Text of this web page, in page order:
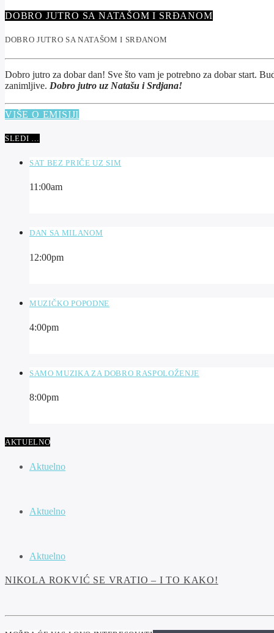
DOBRO JUTRO SA NATAŠOM I SRĐANOM
DOBRO JUTRO SA NATAŠOM I SRĐANOM
Dobro jutro za dobar dan! Sve što vam je potrebno za dobar start.
zanimljive. Dobro jutro uz Natašu i Srdjana!
VIŠE O EMISIJI
SLEDI …
SAT BEZ PRIČE UZ SIM
11:00am
DAN SA MILANOM
12:00pm
MUZIČKO POPODNE
4:00pm
SAMO MUZIKA ZA DOBRO RASPOLOŽENJE
8:00pm
AKTUELNO
Aktuelno
Aktuelno
Aktuelno
NIKOLA ROKVIĆ SE VRATIO – I TO KAKO!